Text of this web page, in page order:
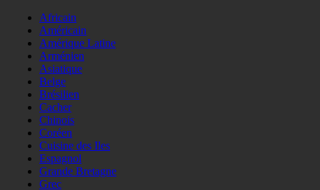
Africain
Américain
Amérique Latine
Arménien
Asiatique
Belge
Brésilien
Cacher
Chinois
Coréen
Cuisine des Iles
Espagnol
Grande Bretagne
Grec